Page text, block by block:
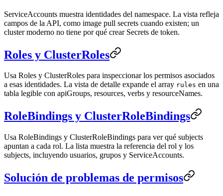
ServiceAccounts muestra identidades del namespace. La vista refleja
campos de la API, como image pull secrets cuando existen; un
cluster moderno no tiene por qué crear Secrets de token.
Roles y ClusterRoles
Usa Roles y ClusterRoles para inspeccionar los permisos asociados
a esas identidades. La vista de detalle expande el array rules en una
tabla legible con apiGroups, resources, verbs y resourceNames.
RoleBindings y ClusterRoleBindings
Usa RoleBindings y ClusterRoleBindings para ver qué subjects
apuntan a cada rol. La lista muestra la referencia del rol y los
subjects, incluyendo usuarios, grupos y ServiceAccounts.
Solución de problemas de permisos